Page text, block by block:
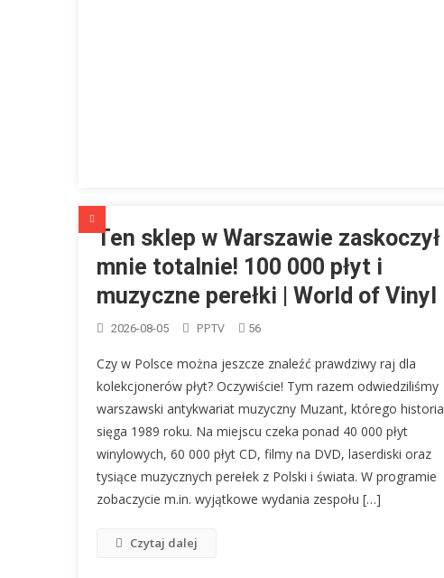
Ten sklep w Warszawie zaskoczył
mnie totalnie! 100 000 płyt i
muzyczne perełki | World of Vinyl
2026-08-05 PPTV 56
Czy w Polsce można jeszcze znaleźć prawdziwy raj dla
kolekcjonerów płyt? Oczywiście! Tym razem odwiedziliśmy
warszawski antykwariat muzyczny Muzant, którego historia
sięga 1989 roku. Na miejscu czeka ponad 40 000 płyt
winylowych, 60 000 płyt CD, filmy na DVD, laserdiski oraz
tysiące muzycznych perełek z Polski i świata. W programie
zobaczycie m.in. wyjątkowe wydania zespołu […]
Czytaj dalej